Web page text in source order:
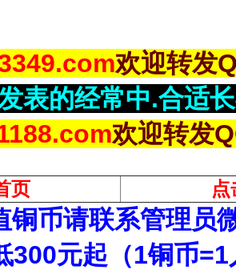
欢迎转发
表的经常中.合适
欢迎转发
页
铜币请联系管理员
300元起（1铜币